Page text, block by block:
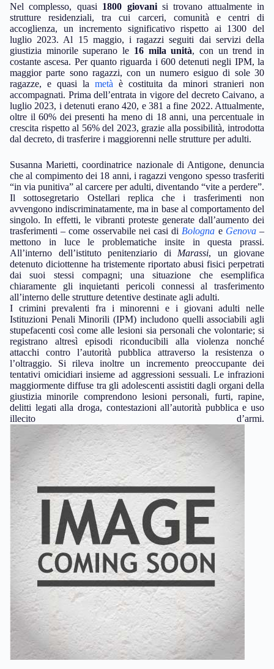
Nel complesso, quasi 1800 giovanisi trovano attualmente in
strutture residenziali, tra cui carceri, comunità e centri di
accoglienza, un incremento significativo rispetto ai 1300 del
luglio 2023. Al 15 maggio, i ragazzi seguiti dai servizi della
giustizia minorile superano le 16 mila unità, con un trend in
costante ascesa. Per quanto riguarda i 600 detenuti negli IPM, la
maggior parte sono ragazzi, con un numero esiguo di sole 30
ragazze, e quasi la metà è costituita da minori stranieri non
accompagnati. Prima dell’entrata in vigore del decreto Caivano, a
luglio 2023, i detenuti erano 420, e 381 a fine 2022. Attualmente,
oltre il 60% dei presenti ha meno di 18 anni, una percentuale in
crescita rispetto al 56% del 2023, grazie alla possibilità, introdotta
dal decreto, di trasferire i maggiorenni nelle strutture per adulti.
Susanna Marietti, coordinatrice nazionale di Antigone, denuncia
che al compimento dei 18 anni, i ragazzi vengono spesso trasferiti
“in via punitiva” al carcere per adulti, diventando “vite a perdere”.
Il sottosegretario Ostellari replica che i trasferimenti non
avvengono indiscriminatamente, ma in base al comportamento del
singolo. In effetti, le vibranti proteste generate dall’aumento dei
trasferimenti – come osservabile nei casi di Bologna e Genova–
mettono in luce le problematiche insite in questa prassi.
All’interno dell’istituto penitenziario di Marassi, un giovane
detenuto diciottenne ha tristemente riportato abusi fisici perpetrati
dai suoi stessi compagni; una situazione che esemplifica
chiaramente gli inquietanti pericoli connessi al trasferimento
all’interno delle strutture detentive destinate agli adulti.
I crimini prevalenti fra i minorenni e i giovani adulti nelle
Istituzioni Penali Minorili (IPM) includono quelli associabili agli
stupefacenti così come alle lesioni sia personali che volontarie; si
registrano altresì episodi riconducibili alla violenza nonché
attacchi contro l’autorità pubblica attraverso la resistenza o
l’oltraggio. Si rileva inoltre un incremento preoccupante dei
tentativi omicidiari insieme ad aggressioni sessuali. Le infrazioni
maggiormente diffuse tra gli adolescenti assistiti dagli organi della
giustizia minorile comprendono lesioni personali, furti, rapine,
delitti legati alla droga, contestazioni all’autorità pubblica e uso
illecito d’armi.